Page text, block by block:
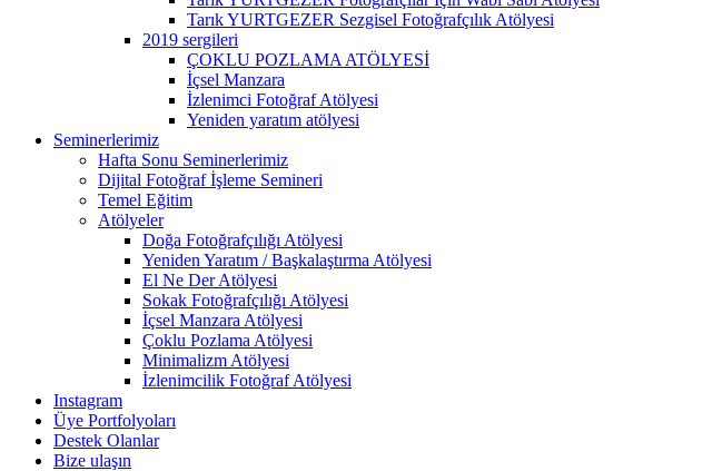
Tarık YURTGEZER Sezgisel Fotoğrafçılık Atölyesi
2019 sergileri
ÇOKLU POZLAMA ATÖLYESİ
İçsel Manzara
İzlenimci Fotoğraf Atölyesi
Yeniden yaratım atölyesi
Seminerlerimiz
Hafta Sonu Seminerlerimiz
Dijital Fotoğraf İşleme Semineri
Temel Eğitim
Atölyeler
Doğa Fotoğrafçılığı Atölyesi
Yeniden Yaratım / Başkalaştırma Atölyesi
El Ne Der Atölyesi
Sokak Fotoğrafçılığı Atölyesi
İçsel Manzara Atölyesi
Çoklu Pozlama Atölyesi
Minimalizm Atölyesi
İzlenimcilik Fotoğraf Atölyesi
Instagram
Üye Portfolyoları
Destek Olanlar
Bize ulaşın